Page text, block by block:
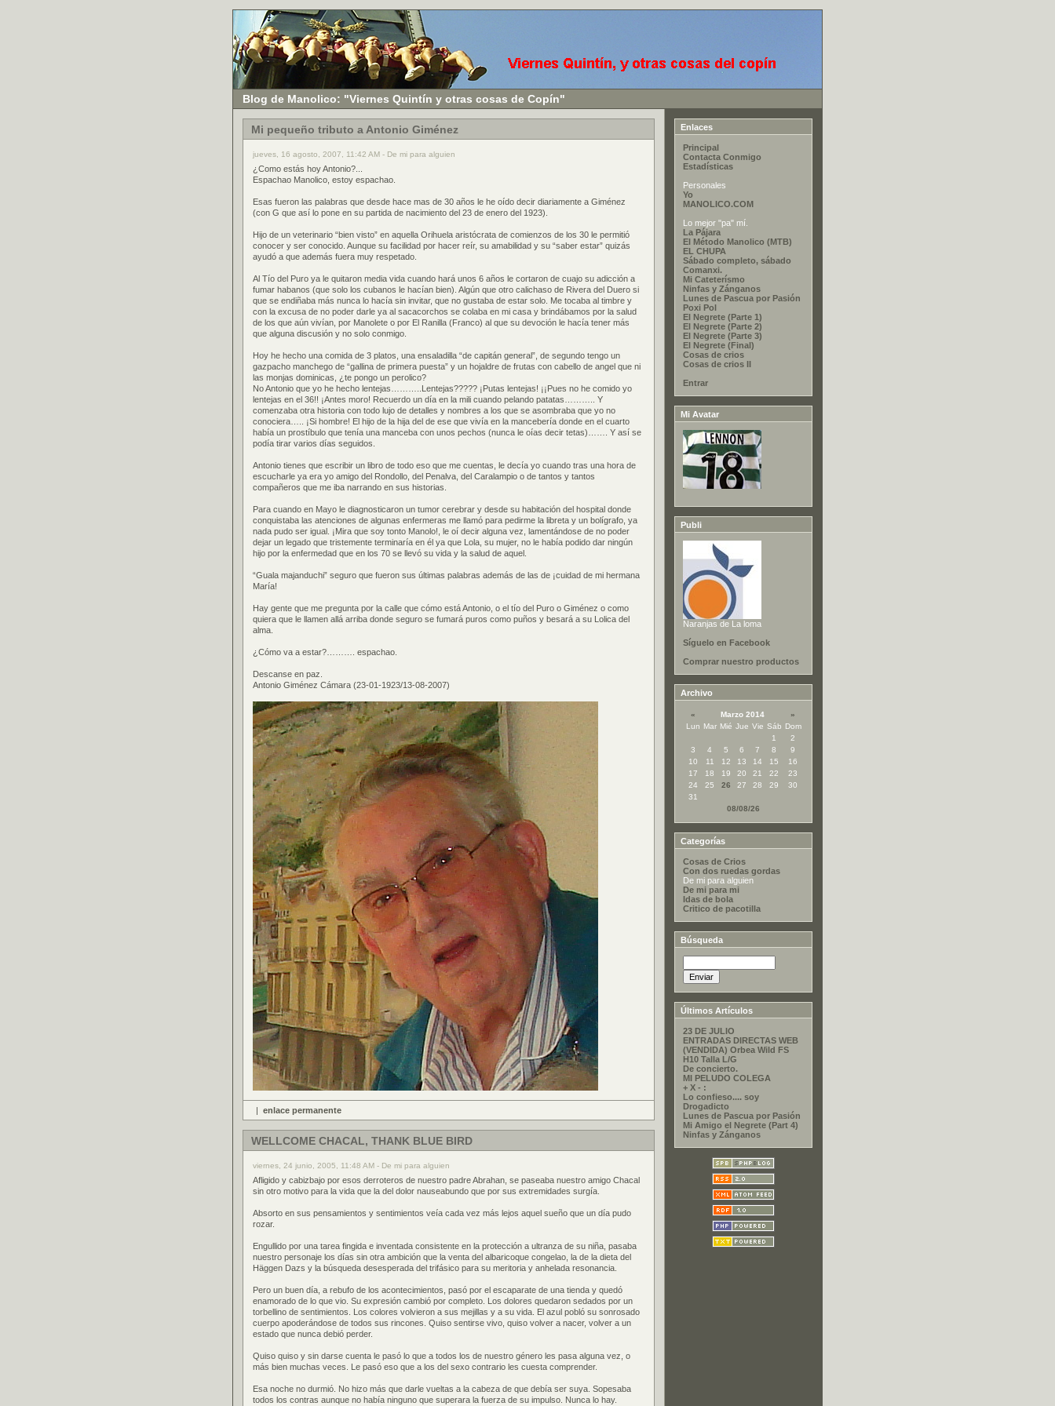
Blog de Manolico: "Viernes Quintín y otras cosas de Copín"
Mi pequeño tributo a Antonio Giménez
jueves, 16 agosto, 2007, 11:42 AM - De mi para alguien
¿Como estás hoy Antonio?...
Espachao Manolico, estoy espachao.
Esas fueron las palabras que desde hace mas de 30 años le he oído decir diariamente a Giménez
(con G que así lo pone en su partida de nacimiento del 23 de enero del 1923).
Hijo de un veterinario “bien visto” en aquella Orihuela aristócrata de comienzos de los 30 le permitió
conocer y ser conocido. Aunque su facilidad por hacer reír, su amabilidad y su “saber estar” quizás
ayudó a que además fuera muy respetado.
Al Tío del Puro ya le quitaron media vida cuando hará unos 6 años le cortaron de cuajo su adicción a
fumar habanos (que solo los cubanos le hacían bien). Algún que otro calichaso de Rivera del Duero si
que se endiñaba más nunca lo hacía sin invitar, que no gustaba de estar solo. Me tocaba al timbre y
con la excusa de no poder darle ya al sacacorchos se colaba en mi casa y brindábamos por la salud
de los que aún vivían, por Manolete o por El Ranilla (Franco) al que su devoción le hacía tener más
que alguna discusión y no solo conmigo.
Hoy he hecho una comida de 3 platos, una ensaladilla “de capitán general”, de segundo tengo un
gazpacho manchego de “gallina de primera puesta” y un hojaldre de frutas con cabello de angel que ni
las monjas dominicas, ¿te pongo un perolico?
No Antonio que yo he hecho lentejas………..Lentejas????? ¡Putas lentejas! ¡¡Pues no he comido yo
lentejas en el 36!! ¡Antes moro! Recuerdo un día en la mili cuando pelando patatas……….. Y
comenzaba otra historia con todo lujo de detalles y nombres a los que se asombraba que yo no
conociera….. ¡Si hombre! El hijo de la hija del de ese que vivía en la mancebería donde en el cuarto
había un prostíbulo que tenía una manceba con unos pechos (nunca le oías decir tetas)……. Y así se
podía tirar varios días seguidos.
Antonio tienes que escribir un libro de todo eso que me cuentas, le decía yo cuando tras una hora de
escucharle ya era yo amigo del Rondollo, del Penalva, del Caralampio o de tantos y tantos
compañeros que me iba narrando en sus historias.
Para cuando en Mayo le diagnosticaron un tumor cerebrar y desde su habitación del hospital donde
conquistaba las atenciones de algunas enfermeras me llamó para pedirme la libreta y un bolígrafo, ya
nada pudo ser igual. ¡Mira que soy tonto Manolo!, le oí decir alguna vez, lamentándose de no poder
dejar un legado que tristemente terminaría en él ya que Lola, su mujer, no le había podido dar ningún
hijo por la enfermedad que en los 70 se llevó su vida y la salud de aquel.
“Guala majanduchi” seguro que fueron sus últimas palabras además de las de ¡cuidad de mi hermana
María!
Hay gente que me pregunta por la calle que cómo está Antonio, o el tío del Puro o Giménez o como
quiera que le llamen allá arriba donde seguro se fumará puros como puños y besará a su Lolica del
alma.
¿Cómo va a estar?………. espachao.
Descanse en paz.
Antonio Giménez Cámara (23-01-1923/13-08-2007)
| enlace permanente
WELLCOME CHACAL, THANK BLUE BIRD
viernes, 24 junio, 2005, 11:48 AM - De mi para alguien
Afligido y cabizbajo por esos derroteros de nuestro padre Abrahan, se paseaba nuestro amigo Chacal
sin otro motivo para la vida que la del dolor nauseabundo que por sus extremidades surgía.
Absorto en sus pensamientos y sentimientos veía cada vez más lejos aquel sueño que un día pudo
rozar.
Engullido por una tarea fingida e inventada consistente en la protección a ultranza de su niña, pasaba
nuestro personaje los días sin otra ambición que la venta del albaricoque congelao, la de la dieta del
Häggen Dazs y la búsqueda desesperada del trifásico para su meritoria y anhelada resonancia.
Pero un buen día, a rebufo de los acontecimientos, pasó por el escaparate de una tienda y quedó
enamorado de lo que vio. Su expresión cambió por completo. Los dolores quedaron sedados por un
torbellino de sentimientos. Los colores volvieron a sus mejillas y a su vida. El azul pobló su sonrosado
cuerpo apoderándose de todos sus rincones. Quiso sentirse vivo, quiso volver a nacer, volver a un
estado que nunca debió perder.
Quiso quiso y sin darse cuenta le pasó lo que a todos los de nuestro género les pasa alguna vez, o
más bien muchas veces. Le pasó eso que a los del sexo contrario les cuesta comprender.
Esa noche no durmió. No hizo más que darle vueltas a la cabeza de que debía ser suya. Sopesaba
todos los contras aunque no había ninguno que superara la fuerza de su impulso. Nunca lo hay.
Enlaces
Principal
Contacta Conmigo
Estadísticas
Personales
Yo
MANOLICO.COM
Lo mejor "pa" mí.
La Pájara
El Método Manolico (MTB)
EL CHUPA
Sábado completo, sábado
Comanxi.
Mi Cateterísmo
Ninfas y Zánganos
Lunes de Pascua por Pasión
Poxi Pol
El Negrete (Parte 1)
El Negrete (Parte 2)
El Negrete (Parte 3)
El Negrete (Final)
Cosas de crios
Cosas de crios II
Entrar
Mi Avatar
Publi
Naranjas de La loma
Síguelo en Facebook
Comprar nuestro productos
Archivo
« Marzo 2014
»
Lun Mar Mié Jue Vie Sáb Dom
1
2
3
4 5 6 7 8
9
10
11 12 13 14 15
16
17
18 19 20 21 22
23
24
25 26 27 28 29
30
31
08/08/26
Categorías
Cosas de Crios
Con dos ruedas gordas
De mi para alguien
De mi para mi
Idas de bola
Critico de pacotilla
Búsqueda
Últimos Artículos
23 DE JULIO
ENTRADAS DIRECTAS WEB
(VENDIDA) Orbea Wild FS
H10 Talla L/G
De concierto.
MI PELUDO COLEGA
+ X - :
Lo confieso.... soy
Drogadicto
Lunes de Pascua por Pasión
Mi Amigo el Negrete (Part 4)
Ninfas y Zánganos